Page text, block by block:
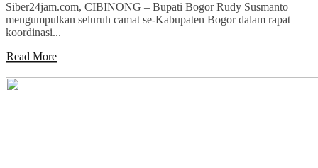
Siber24jam.com, CIBINONG – Bupati Bogor Rudy Susmanto
mengumpulkan seluruh camat se-Kabupaten Bogor dalam rapat
koordinasi...
Read More